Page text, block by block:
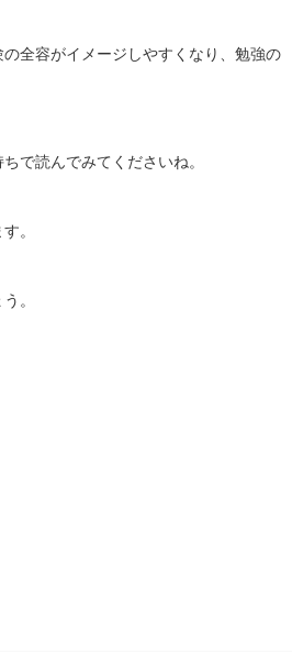
全容がイメージしやすくなり、勉強の
で読んでみてくださいね。
。
。